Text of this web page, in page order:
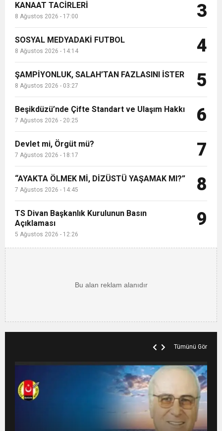
KANAAT TACİRLERİ
8 Ağustos 2026 - 17:00 3
SOSYAL MEDYADAKİ FUTBOL
8 Ağustos 2026 - 14:14 4
ŞAMPİYONLUK, SALAH’TAN FAZLASINI İSTER
8 Ağustos 2026 - 03:27 5
Beşikdüzü’nde Çifte Standart ve Ulaşım Hakkı
7 Ağustos 2026 - 20:25 6
Devlet mi, Örgüt mü?
7 Ağustos 2026 - 18:17 7
“AYAKTA ÖLMEK Mİ, DİZÜSTÜ YAŞAMAK MI?”
7 Ağustos 2026 - 14:45 8
TS Divan Başkanlık Kurulunun Basın
Açıklaması
5 Ağustos 2026 - 12:26
9
Tümünü Gör